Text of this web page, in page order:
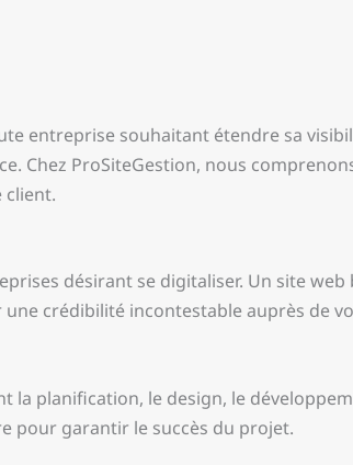
entreprise souhaitant étendre sa
Chez ProSiteGestion, nous
client.
désirant se digitaliser. Un site
crédibilité incontestable auprès de
la planification, le design, le
pour garantir le succès du projet.